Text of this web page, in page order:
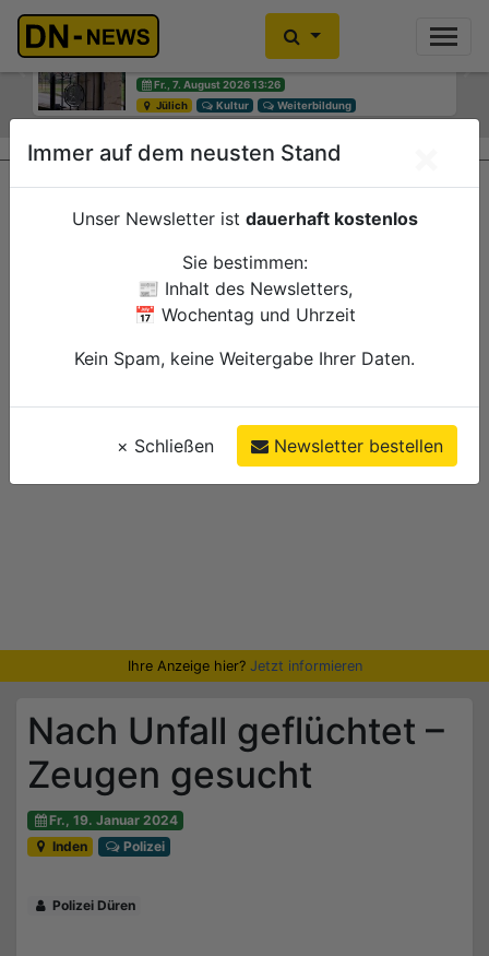
Diskussionen um Villa Buth:
Erinnerungsort oder Abriss?
Fr., 7. August 2026 13:26
Jülich
Kultur Weiterbildung
Einbrecher im Kleiderschrank
gefunden
Fr., 7. August 2026 10:30
Düren
Polizei
Previous
Ihre Anzeige hier? Jetzt informieren
Nach Unfall geflüchtet –
Zeugen gesucht
Fr., 19. Januar 2024
Inden
Polizei
Polizei Düren
Immer auf dem neusten Stand
Unser Newsletter ist dauerhaft kostenlos
Sie bestimmen:
📰 Inhalt des Newsletters,
📅 Wochentag und Uhrzeit
Kein Spam, keine Weitergabe Ihrer Daten.
× Schließen Newsletter bestellen